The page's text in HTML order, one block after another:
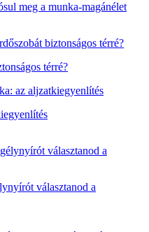
meg a munka-magánélet
térré?
választanod a